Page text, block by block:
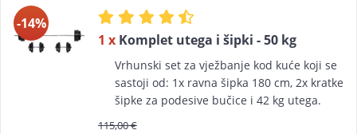
-14%
1 x Komplet utega i šipki - 50 kg
Vrhunski set za vježbanje kod kuće koji se
sastoji od: 1x ravna šipka 180 cm, 2x kratke
šipke za podesive bučice i 42 kg utega.
115,00 €